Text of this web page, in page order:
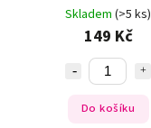
Skladem (>5 ks)
149 Kč
Do košíku